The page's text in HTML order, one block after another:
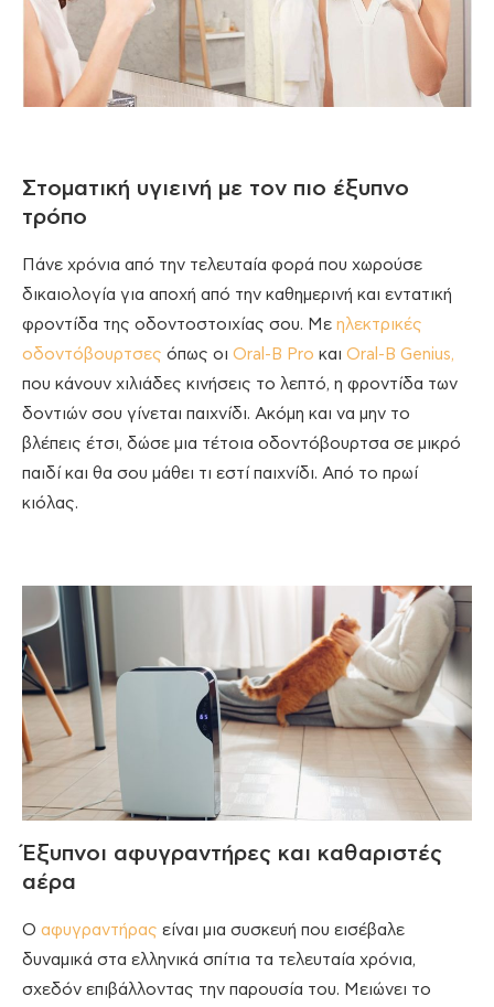
Στοματική υγιεινή με τον πιο έξυπνο
τρόπο
Πάνε χρόνια από την τελευταία φορά που χωρούσε
δικαιολογία για αποχή από την καθημερινή και εντατική
φροντίδα της οδοντοστοιχίας σου. Με ηλεκτρικές
οδοντόβουρτσες όπως οι Oral-B Pro και Oral-B Genius,
που κάνουν χιλιάδες κινήσεις το λεπτό, η φροντίδα των
δοντιών σου γίνεται παιχνίδι. Ακόμη και να μην το
βλέπεις έτσι, δώσε μια τέτοια οδοντόβουρτσα σε μικρό
παιδί και θα σου μάθει τι εστί παιχνίδι. Από το πρωί
κιόλας.
Έξυπνοι αφυγραντήρες και καθαριστές
αέρα
Ο αφυγραντήρας είναι μια συσκευή που εισέβαλε
δυναμικά στα ελληνικά σπίτια τα τελευταία χρόνια,
σχεδόν επιβάλλοντας την παρουσία του. Μειώνει το